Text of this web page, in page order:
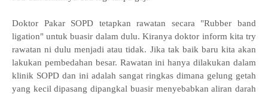
Doktor Pakar SOPD tetapkan rawatan secara "Rubber band
ligation" untuk buasir dalam dulu. Kiranya doktor inform kita try
rawatan ni dulu menjadi atau tidak. Jika tak baik baru kita akan
lakukan pembedahan besar. Rawatan ini hanya dilakukan dalam
klinik SOPD dan ini adalah sangat ringkas dimana gelung getah
yang kecil dipasang dipangkal buasir menyebabkan aliran darah